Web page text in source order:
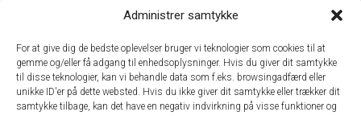
Administrer samtykke
For at give dig de bedste oplevelser bruger vi teknologier som cookies til at
gemme og/eller få adgang til enhedsoplysninger. Hvis du giver dit samtykke
til disse teknologier, kan vi behandle data som f.eks. browsingadfærd eller
unikke ID'er på dette websted. Hvis du ikke giver dit samtykke eller trækker dit
samtykke tilbage, kan det have en negativ indvirkning på visse funktioner og
TechMedia A/S
DK – 2600 Glostrup
www.techmedia.dk
Telefon: +45 43 24 26 28
E-mail:info@techmedia.dk